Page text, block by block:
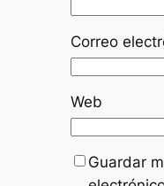
Correo
Web
Guardar